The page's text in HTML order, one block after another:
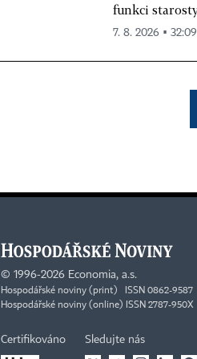
funkci
7. 8. 2026 ▪
© 1996-2026 Economia, a.s.
Hospodářské noviny (print) ISSN 0862-9587
Hospodářské noviny (online) ISSN 2787-950X
Certifikováno Sledujte nás